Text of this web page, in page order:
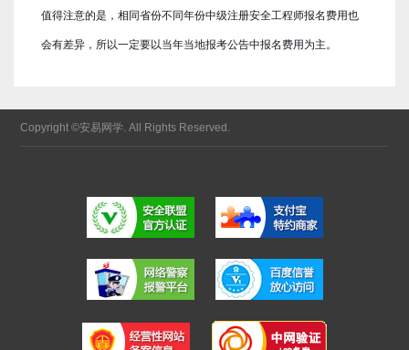
值得注意的是，相同省份不同年份中级注册安全工程师报名费用也
会有差异，所以一定要以当年当地报考公告中报名费用为主。
Copyright ©安易网学. All Rights Reserved.